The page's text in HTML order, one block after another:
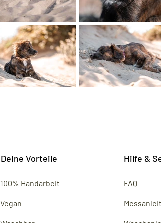
Deine Vorteile
100% Handarbeit
Vegan
Hilfe &
FAQ